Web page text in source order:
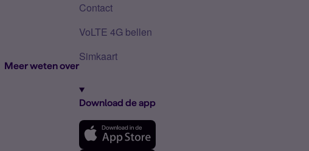
Meer weten over
Contact
VoLTE 4G bellen
Simkaart
Download de app